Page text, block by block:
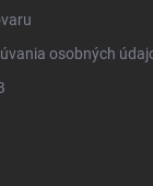
osobných